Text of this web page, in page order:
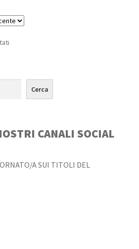
Ordina
Cerca
CANALI SOCIAL
A SUI TITOLI DEL